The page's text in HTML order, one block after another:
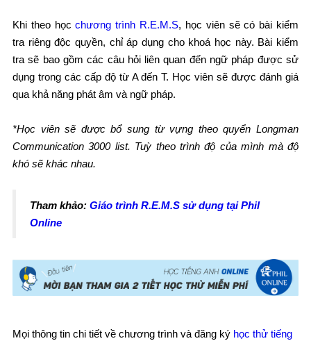
Khi theo họcchương trình R.E.M.S, học viên sẽ có bài kiểm
tra riêng độc quyền, chỉ áp dụng cho khoá học này. Bài kiểm
tra sẽ bao gồm các câu hỏi liên quan đến ngữ pháp được sử
dụng trong các cấp độ từ A đến T. Học viên sẽ được đánh giá
qua khả năng phát âm và ngữ pháp.
*Học viên sẽ được bổ sung từ vựng theo quyển Longman
Communication3000 list. Tuỳ theo trình độ của mình mà độ
khó sẽ khác nhau.
Tham khảo: Giáo trình R.E.M.S sử dụng tại Phil
Online
Mọi thông tin chi tiết về chương trình và đăng ký học thử tiếng